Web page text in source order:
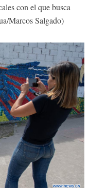
con el que busca
Marcos Salgado)